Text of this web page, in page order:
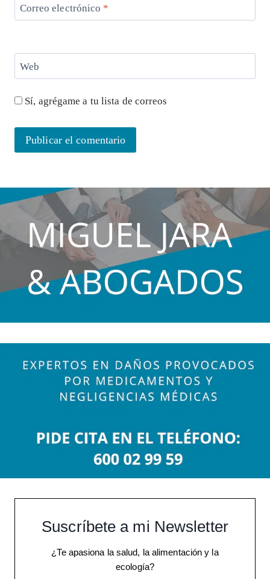
Correo electrónico *
Web
Sí, agrégame a tu lista de correos
Suscríbete a mi Newsletter
¿Te apasiona la salud, la alimentación y la
ecología?